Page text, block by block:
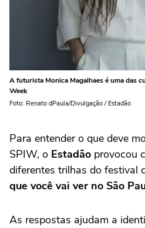
A futurista Monica Magalhaes é uma das
Week
Foto: Renato dPaula/Divulgação / Estadão
Para entender o que deve
SPIW, o Estadão provocou
diferentes trilhas do festival
que você vai ver no São
As respostas ajudam a